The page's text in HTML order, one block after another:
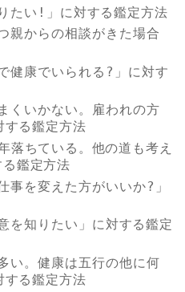
たい!」 に対する鑑定方法
親からの相談がきた場合
健康でいられる?」 に対す
くいかない。雇われの方
する鑑定方法
落ちている。他の道も考え
る鑑定方法
事を変えた方がいいか?」
を知りたい」 に対する鑑定
い。健康は五行の他に何
する鑑定方法